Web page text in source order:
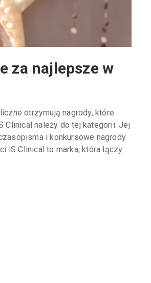
za najlepsze w
otrzymują nagrody, które
Clinical należy do tej kategorii. Jej
i konkursowe nagrody
iS Clinical to marka, która łączy